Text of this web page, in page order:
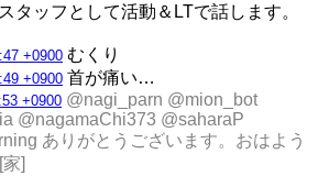
スタッフとして活動＆LTで話します。
+0900 むくり
+0900 首が痛い…
+0900 @nagi_parn @mion_bot
@nagamaChi373 @saharaP
ありがとうございます。おはよう
]